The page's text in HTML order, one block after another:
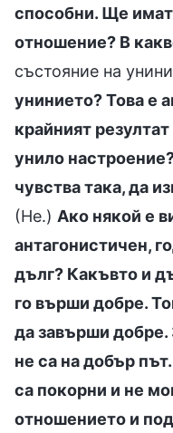
способни. Ще
отношение? В
състояние на
унинието? Това е
крайният
унило
чувства така, да
(Не.) Ако някой е
антагонистичен,
дълг? Какъвто и
го върши добре.
да завърши добре.
не са на добър
са покорни и не
отношението и